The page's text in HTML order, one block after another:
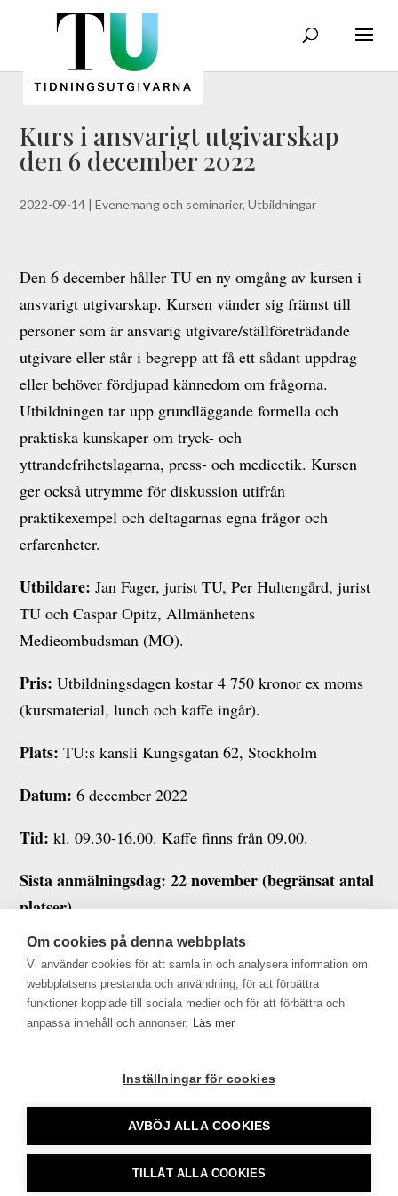
Kurs i ansvarigt utgivarskap
den 6 december 2022
2022-09-14 |Evenemang och seminarier,Utbildningar
Den 6 december håller TU en ny omgång av kursen i
ansvarigt utgivarskap. Kursen vänder sig främst till
personer som är ansvarig utgivare/ställföreträdande
utgivare eller står i begrepp att få ett sådant uppdrag
eller behöver fördjupad kännedom om frågorna.
Utbildningen tar upp grundläggande formella och
praktiska kunskaper om tryck- och
yttrandefrihetslagarna, press- och medieetik. Kursen
ger också utrymme för diskussion utifrån
praktikexempel och deltagarnas egna frågor och
erfarenheter.
Utbildare: Jan Fager, jurist TU, Per Hultengård, jurist
TU och Caspar Opitz, Allmänhetens
Medieombudsman (MO).
Pris: Utbildningsdagen kostar 4 750 kronor ex moms
(kursmaterial, lunch och kaffe ingår).
Plats: TU:s kansli Kungsgatan 62, Stockholm
Datum: 6 december 2022
Tid: kl. 09.30-16.00. Kaffe finns från 09.00.
Sista anmälningsdag: 22 november (begränsat antal
platser)
Bokningsvillkor >>
Frågor kring din anmälan eller anmälan till reservlista
mejlas tilladmin@tu.se
Om cookies på denna webbplats
Vi använder cookies för att samla in och analysera information om
webbplatsens prestanda och användning, för att förbättra
funktioner kopplade till sociala medier och för att förbättra och
anpassa innehåll och annonser. Läs mer
Inställningar för cookies
AVBÖJ ALLA COOKIES
TILLÅT ALLA COOKIES